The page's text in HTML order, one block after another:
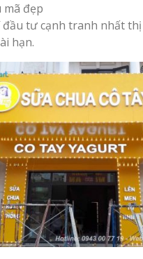
mã đẹp
đầu tư cạnh tranh nhất
hạn.
tại
Mỹ
Hàng